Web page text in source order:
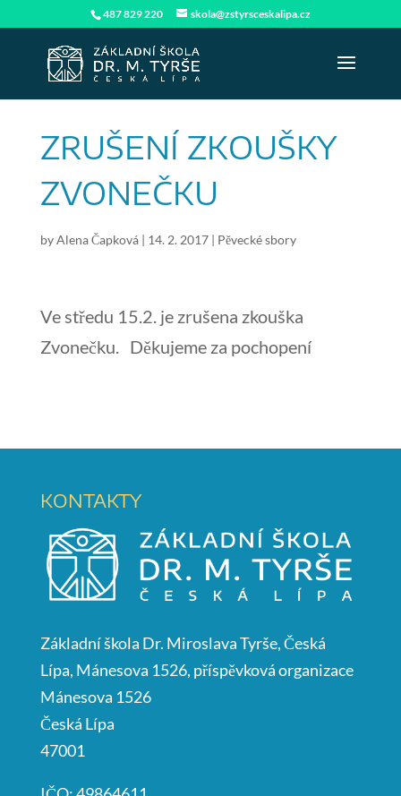
487 829 220 skola@zstyrsceskalipa.cz
ZRUŠENÍ ZKOUŠKY
ZVONEČKU
byAlena Čapková| 14. 2. 2017| Pěvecké sbory
Ve středu 15.2. je zrušena zkouška
Zvonečku. Děkujeme za pochopení
KONTAKTY
Základní škola Dr. Miroslava Tyrše, Česká
Lípa, Mánesova 1526, příspěvková organizace
Mánesova 1526
Česká Lípa
47001